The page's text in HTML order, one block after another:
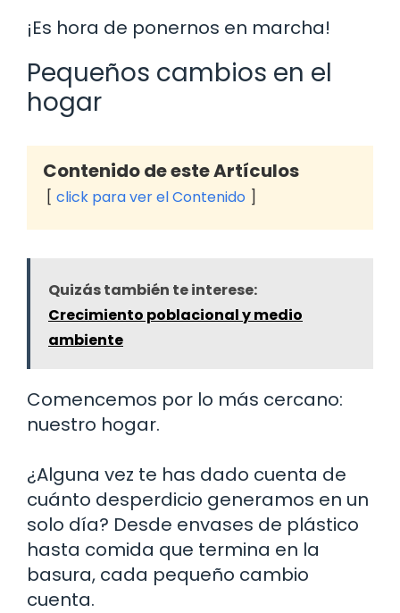
¡Es hora de ponernos en marcha!
Pequeños cambios en el
hogar
Contenido de este Artículos
click para ver el Contenido
Quizás también te interese:
Crecimiento poblacional y medio
ambiente
Comencemos por lo más cercano:
nuestro hogar.
¿Alguna vez te has dado cuenta de
cuánto desperdicio generamos en un
solo día? Desde envases de plástico
hasta comida que termina en la
basura, cada pequeño cambio
cuenta.